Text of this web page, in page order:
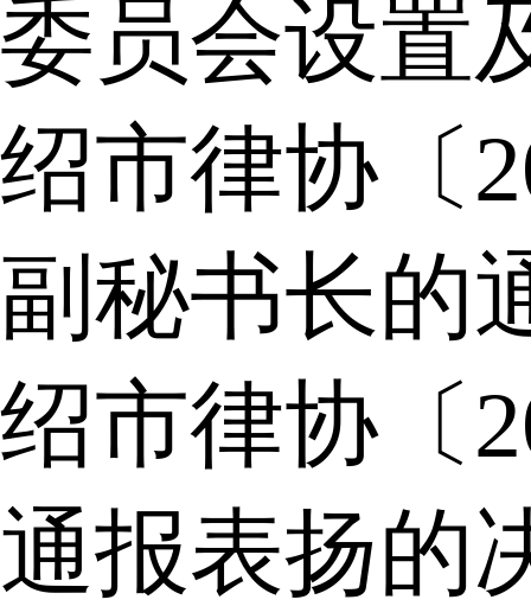
委员会设置
绍市律协〔
副秘书长的
绍市律协〔
通报表扬的